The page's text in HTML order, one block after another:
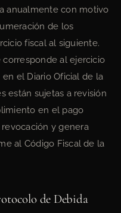
anualmente con motivo
de los
fiscal al siguiente.
al ejercicio
el Diario Oficial de la
están sujetas a revisión
en el pago
y genera
al Código Fiscal de la
de Debida